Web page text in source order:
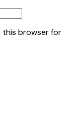
this browser for